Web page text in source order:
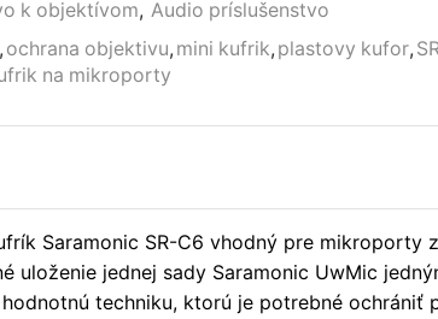
k objektívom, Audio príslušenstvo
, ochrana objektivu, mini kufrik, plastovy kufor,
na mikroporty
Saramonic SR-C6 vhodný pre mikroporty
uloženie jednej sady Saramonic UwMic
techniku, ktorú je potrebné ochrániť